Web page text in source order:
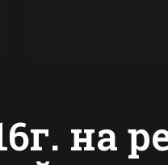
на